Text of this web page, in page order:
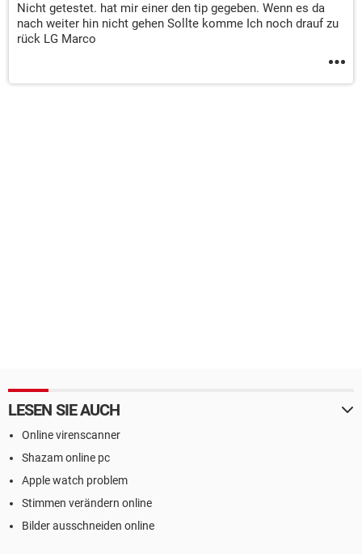
Nicht getestet. hat mir einer den tip gegeben. Wenn es da
nach weiter hin nicht gehen Sollte komme Ich noch drauf zu
rück LG Marco
LESEN SIE AUCH
Online virenscanner
Shazam online pc
Apple watch problem
Stimmen verändern online
Bilder ausschneiden online